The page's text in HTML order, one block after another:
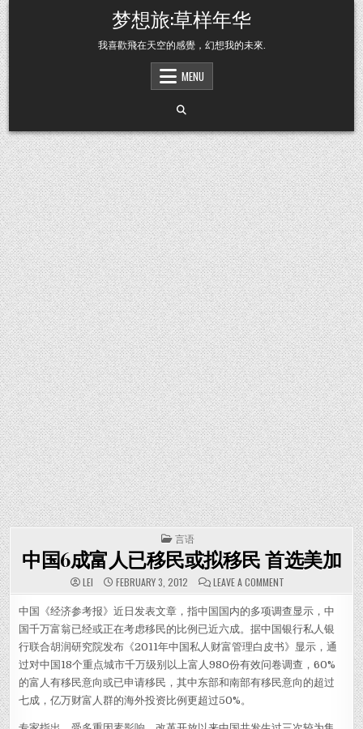
Skip to content 梦想旅:草样年华
我喜歡飛在天空的感覺，幻想我的未來.
MENU
POSTED IN
言语
中国6成富人已移民或拟移民 首选美加
LEI FEBRUARY 3, 2012 LEAVE A COMMENT ON 中国6成富人
中国《经济参考报》近日发表文章，指中国国内的多项调查显示，中
国千万富翁已经或正在考虑移民的比例已近六成。据中国银行私人银
行联合胡润研究院发布《2011年中国私人财富管理白皮书》显示，通
过对中国18个重点城市千万级别以上富人980份有效问卷调查，60%
的富人有移民意向或已申请移民，其中东部和南部有移民意向的超过
七成，亿万财富人群的海外投资比例更超过50%。